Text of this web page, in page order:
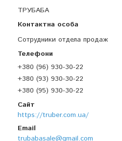
ТРУБАБА
Сотрудники отдела продаж
+380 (96) 930-30-22
+380 (93) 930-30-22
+380 (95) 930-30-22
https://truber.com.ua/
trubabasale@gmail.com